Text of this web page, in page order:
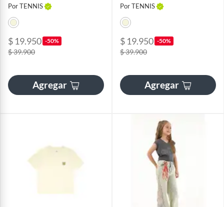
Por TENNIS
$ 19.950 -50%
$ 39.900
Agregar
Por TENNIS
$ 19.950 -50%
$ 39.900
Agregar